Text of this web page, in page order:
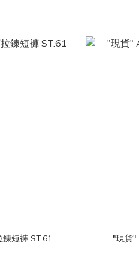
"現貨" ANST 撞色出芽拉鍊短褲 ST.61